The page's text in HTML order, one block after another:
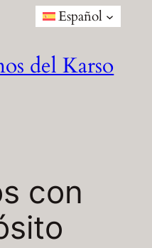
Español
del Karso
con